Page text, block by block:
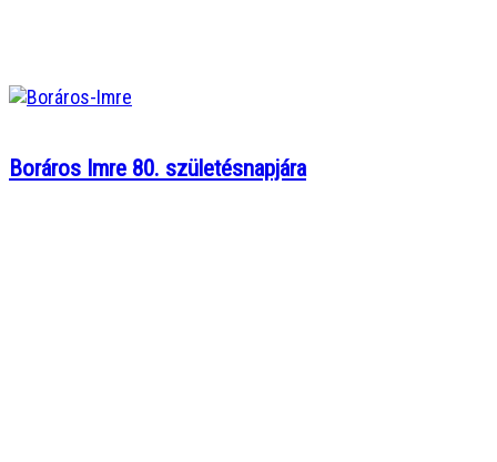
Boráros Imre 80. születésnapjára